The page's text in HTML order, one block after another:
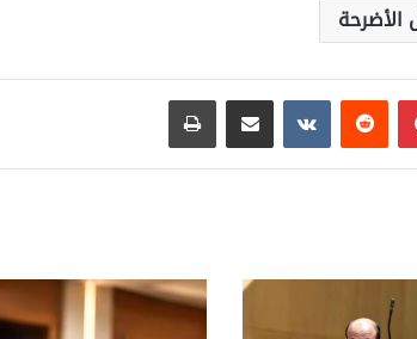
الأضرحة
بينتيريست مشاركة عبر البريد طباعة